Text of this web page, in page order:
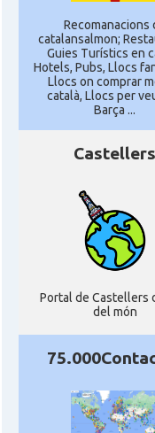
Recomanacions
catalansalmon;
Guies Turístics en
Hotels, Pubs, Llocs
Llocs on comprar
català, Llocs per
Barça ...
Castellers
Portal de Castellers
del món